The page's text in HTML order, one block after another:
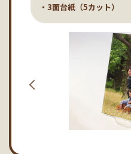
・3面台紙（5カット）